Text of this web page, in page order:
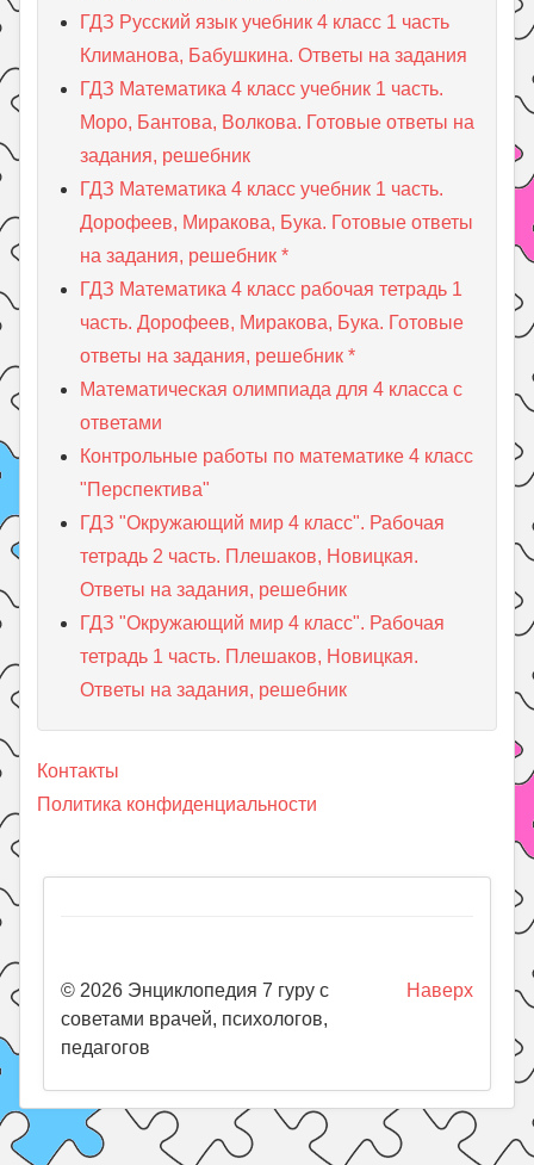
ГДЗ Русский язык учебник 4 класс 1 часть
Климанова, Бабушкина. Ответы на задания
ГДЗ Математика 4 класс учебник 1 часть.
Моро, Бантова, Волкова. Готовые ответы на
задания, решебник
ГДЗ Математика 4 класс учебник 1 часть.
Дорофеев, Миракова, Бука. Готовые ответы
на задания, решебник *
ГДЗ Математика 4 класс рабочая тетрадь 1
часть. Дорофеев, Миракова, Бука. Готовые
ответы на задания, решебник *
Математическая олимпиада для 4 класса с
ответами
Контрольные работы по математике 4 класс
"Перспектива"
ГДЗ "Окружающий мир 4 класс". Рабочая
тетрадь 2 часть. Плешаков, Новицкая.
Ответы на задания, решебник
ГДЗ "Окружающий мир 4 класс". Рабочая
тетрадь 1 часть. Плешаков, Новицкая.
Ответы на задания, решебник
Контакты
Политика конфиденциальности
Наверх
© 2026 Энциклопедия 7 гуру с
советами врачей, психологов,
педагогов